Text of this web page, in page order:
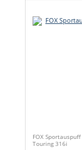
FOX
Touring 316i